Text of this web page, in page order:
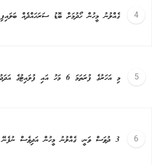
ގެއްލުނު މީހުން ހޯދުމަށް ބޮޑު ސަރަހައްދެއް ބަލައިފި
މި އަހަރުގެ ފުރަތަމަ 6 މަހު އައި ފުލައިޓުގެ އަދަދު ދަށް
3 ދުވަސް ވަނީ، ގެއްލުނު މީހުން އަދިވެސް ނުފެނޭ